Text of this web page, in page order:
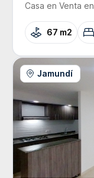
Casa en Venta
67 m2
Jamundí